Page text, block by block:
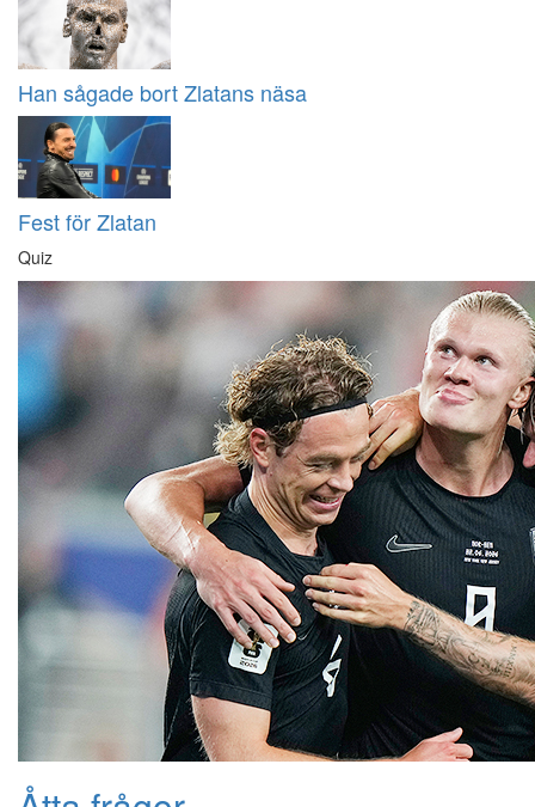
Han sågade bort Zlatans näsa
Fest för Zlatan
Quiz